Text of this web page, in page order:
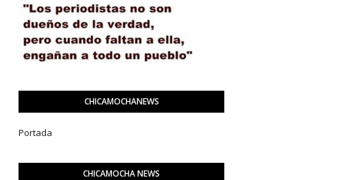
CHICAMOCHANEWS
Portada
CHICAMOCHA NEWS